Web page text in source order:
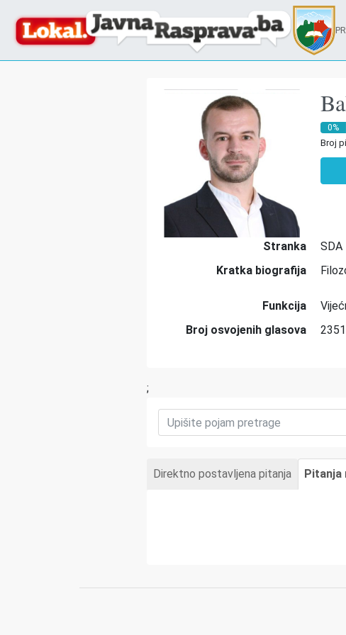
0%
Broj
Stranka
SDA
Kratka biografija
Funkcija
Broj osvojenih glasova
2351
;
Direktno postavljena pitanja Pitanja